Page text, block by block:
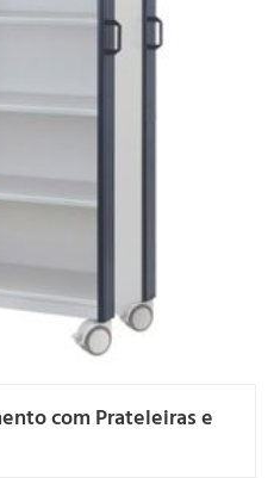
com Prateleiras e